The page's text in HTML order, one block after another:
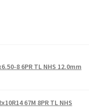
8 6PR TL NHS 12.0mm
67M 8PR TL NHS